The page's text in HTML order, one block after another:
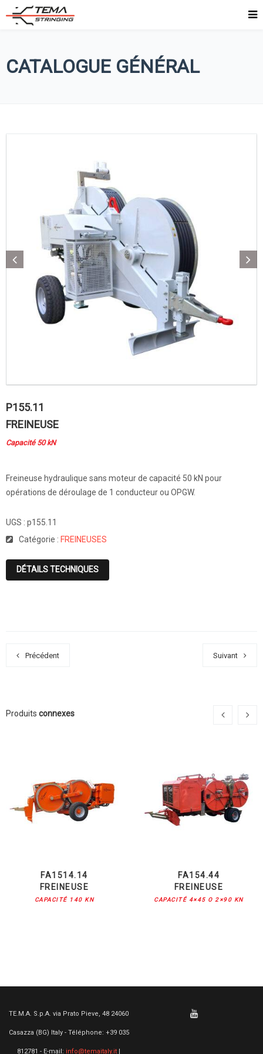
CATALOGUE GÉNÉRAL
P155.11
FREINEUSE
Capacité 50 kN
Freineuse hydraulique sans moteur de capacité 50 kN pour
opérations de déroulage de 1 conducteur ou OPGW.
UGS : p155.11
Catégorie : FREINEUSES
DÉTAILS TECHNIQUES
Précédent Suivant
Produits connexes
FA1514.14
FREINEUSE
CAPACITÉ 140 KN
FA154.44
FREINEUSE
CAPACITÉ 4×45 O 2×90 KN
TE.M.A. S.p.A. via Prato Pieve, 48 24060
Casazza (BG) Italy - Téléphone: +39 035
812781 - E-mail: info@temaitaly.it |